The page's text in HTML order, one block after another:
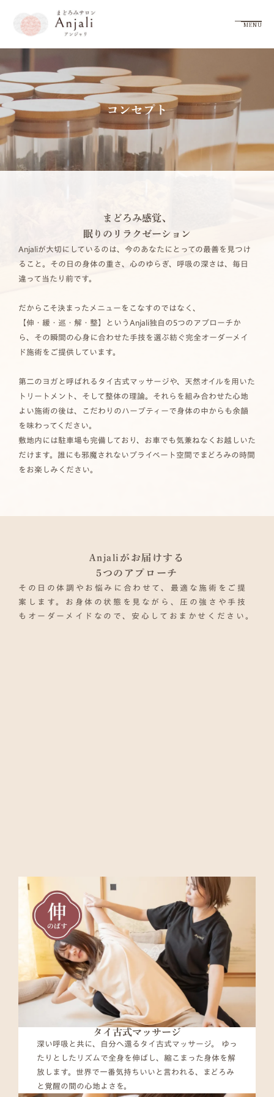
MENU
コンセプト
まどろみ感覚、
眠りのリラクゼーション
Anjaliが大切にしているのは、今のあなたにとっての最善を見つけ
ること。その日の身体の重さ、心のゆらぎ、呼吸の深さは、毎日
違って当たり前です。
だからこそ決まったメニューをこなすのではなく、
【伸・緩・巡・解・整】というAnjali独自の5つのアプローチか
ら、その瞬間の心身に合わせた手技を選ぶ紡ぐ完全オーダーメイ
ド施術をご提供しています。
第二のヨガと呼ばれるタイ古式マッサージや、天然オイルを用いた
トリートメント、そして整体の理論。それらを組み合わせた心地
よい施術の後は、こだわりのハーブティーで身体の中からも余韻
を味わってください。
敷地内には駐車場も完備しており、お車でも気兼ねなくお越しいた
だけます。誰にも邪魔されないプライベート空間でまどろみの時間
をお楽しみください。
Anjaliがお届けする
5つのアプローチ
その日の体調やお悩みに合わせて、最適な施術をご提
案します。お身体の状態を見ながら、圧の強さや手技
もオーダーメイドなので、安心しておまかせください。
タイ古式マッサージ
深い呼吸と共に、自分へ還るタイ古式マッサージ。 ゆっ
たりとしたリズムで全身を伸ばし、縮こまった身体を解
放します。世界で一番気持ちいいと言われる、まどろみ
と覚醒の間の心地よさを。